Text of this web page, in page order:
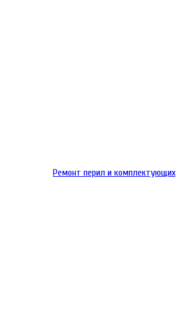
Ремонт перил и комплектующих